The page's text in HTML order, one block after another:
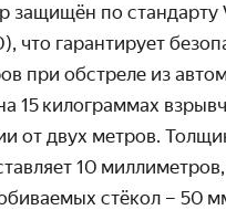
защищён по стандарту
что гарантирует
при обстреле из
15 килограммах
от двух метров.
10
стёкол – 50